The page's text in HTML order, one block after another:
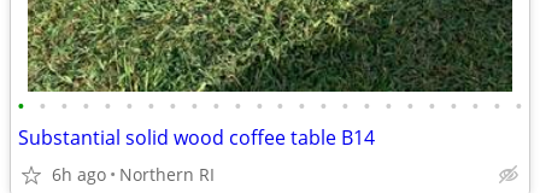
• • • • • • • • • • • • • • • • • • • • • • • •
Substantial solid wood coffee table B14
6h ago Northern RI